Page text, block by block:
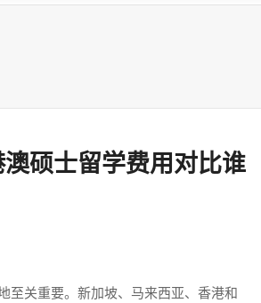
硕士留学费用对比谁
至关重要。新加坡、马来西亚、香港和